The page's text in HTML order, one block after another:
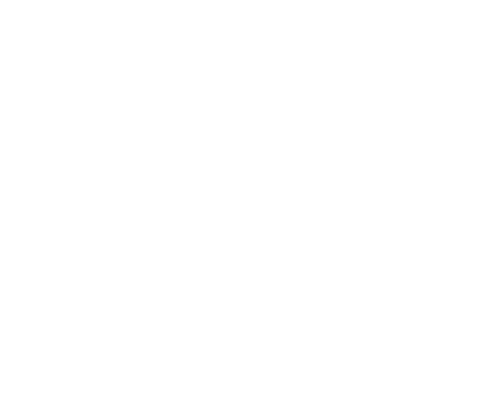
à l'appui, la nature des gestes à risque. Ne faisant en cela
de façon empirique, et depuis longtemps, nos grands-
se pencher en avant ou encore s'accroupir sont autant
avant l'heure.
ce qui a été supporté par l'une ne le sera pas
de parler de son mode de vie avec le médecin et la
individuelle.
"à risque"